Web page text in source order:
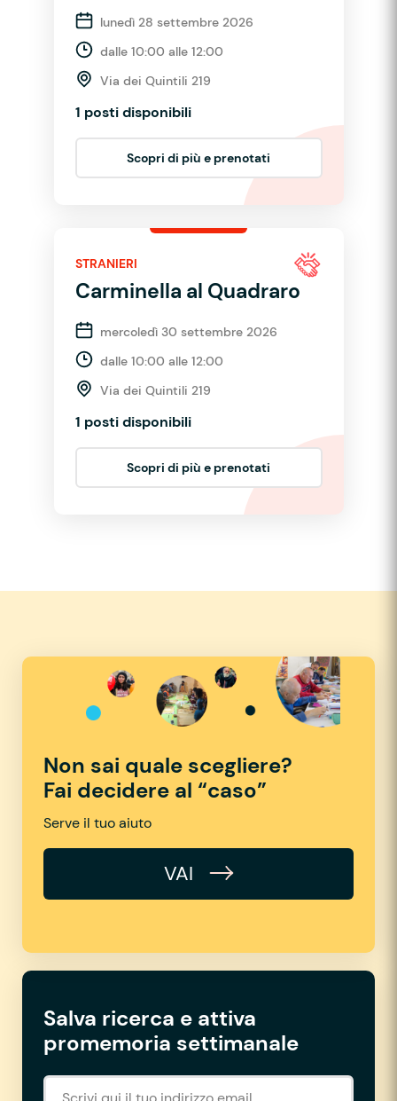
lunedì 28 settembre 2026
dalle 10:00 alle 12:00
Via dei Quintili 219
1 posti disponibili
Scopri di più e prenotati
STRANIERI
Carminella al Quadraro
mercoledì 30 settembre 2026
dalle 10:00 alle 12:00
Via dei Quintili 219
1 posti disponibili
Scopri di più e prenotati
Non sai quale scegliere?
Fai decidere al “caso”
Serve il tuo aiuto
VAI
Salva ricerca e attiva
promemoria settimanale